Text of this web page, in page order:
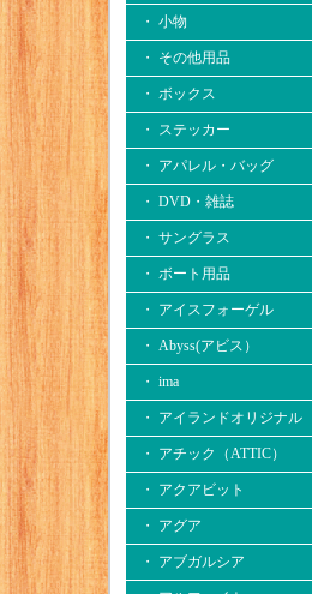
・ 小物
・ その他用品
・ ボックス
・ ステッカー
・ アパレル・バッグ
・ DVD・雑誌
・ サングラス
・ ボート用品
・ アイスフォーゲル
・ Abyss(アビス）
・ ima
・ アイランドオリジナル
・ アチック（ATTIC）
・ アクアビット
・ アグア
・ アブガルシア